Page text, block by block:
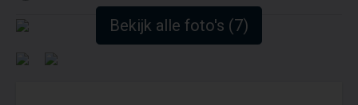
Bekijk alle foto's (7)